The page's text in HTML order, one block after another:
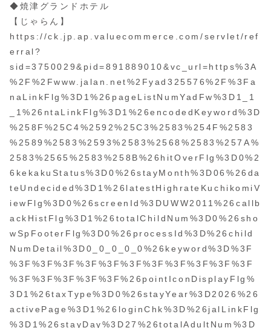
◆焼津グランドホテル
【じゃらん】
https://ck.jp.ap.valuecommerce.com/servlet/ref
erral?
sid=3750029&pid=891889010&vc_url=https%3A
%2F%2Fwww.jalan.net%2Fyad325576%2F%3Fa
naLinkFlg%3D1%26pageListNumYadFw%3D1_1
_1%26ntaLinkFlg%3D1%26encodedKeyword%3D
%258F%25C4%2592%25C3%2583%254F%2583
%2589%2583%2593%2583%2568%2583%257A%
2583%2565%2583%258B%26hitOverFlg%3D0%2
6kekakuStatus%3D0%26stayMonth%3D06%26da
teUndecided%3D1%26latestHighrateKuchikomiV
iewFlg%3D0%26screenId%3DUWW2011%26callb
ackHistFlg%3D1%26totalChildNum%3D0%26sho
wSpFooterFlg%3D0%26processId%3D%26child
NumDetail%3D0_0_0_0_0%26keyword%3D%3F
%3F%3F%3F%3F%3F%3F%3F%3F%3F%3F%3F
%3F%3F%3F%3F%3F%26pointIconDisplayFlg%
3D1%26taxType%3D0%26stayYear%3D2026%26
activePage%3D1%26loginChk%3D%26jalLinkFlg
%3D1%26stayDay%3D27%26totalAdultNum%3D